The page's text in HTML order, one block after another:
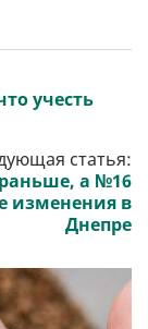
учесть
статья:
а №16
изменения в
Днепре